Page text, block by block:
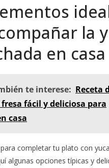
la
en casa
te interese: Receta
fácil y deliciosa para
casa
completar tu plato con yuca
algunas opciones típicas y